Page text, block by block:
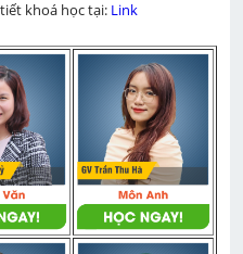
khoá học tại: Link